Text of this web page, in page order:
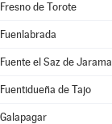
Fresno de Torote
Fuenlabrada
Fuente el Saz de Jarama
Fuentidueña de Tajo
Galapagar